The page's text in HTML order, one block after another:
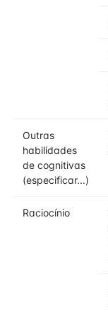
Outras
habilidades
de cognitivas
(especificar...)
Raciocínio